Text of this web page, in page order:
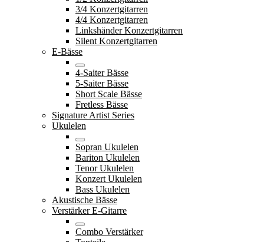
3/4 Konzertgitarren
4/4 Konzertgitarren
Linkshänder Konzertgitarren
Silent Konzertgitarren
E-Bässe
4-Saiter Bässe
5-Saiter Bässe
Short Scale Bässe
Fretless Bässe
Signature Artist Series
Ukulelen
Sopran Ukulelen
Bariton Ukulelen
Tenor Ukulelen
Konzert Ukulelen
Bass Ukulelen
Akustische Bässe
Verstärker E-Gitarre
Combo Verstärker